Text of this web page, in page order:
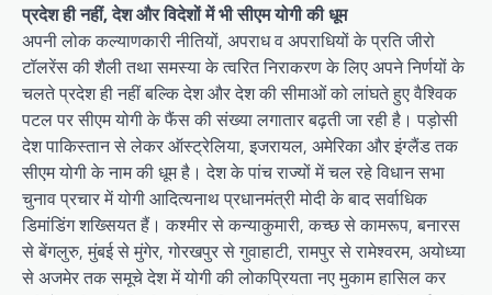
प्रदेश ही नहीं, देश और विदेशों में भी सीएम योगी की धूम
अपनी लोक कल्याणकारी नीतियों, अपराध व अपराधियों के प्रति जीरो
टॉलरेंस की शैली तथा समस्या के त्वरित निराकरण के लिए अपने निर्णयों के
चलते प्रदेश ही नहीं बल्कि देश और देश की सीमाओं को लांघते हुए वैश्विक
पटल पर सीएम योगी के फैंस की संख्या लगातार बढ़ती जा रही है। पड़ोसी
देश पाकिस्तान से लेकर ऑस्ट्रेलिया, इजरायल, अमेरिका और इंग्लैंड तक
सीएम योगी के नाम की धूम है। देश के पांच राज्यों में चल रहे विधान सभा
चुनाव प्रचार में योगी आदित्यनाथ प्रधानमंत्री मोदी के बाद सर्वाधिक
डिमांडिंग शख्सियत हैं। कश्मीर से कन्याकुमारी, कच्छ से कामरूप, बनारस
से बेंगलुरु, मुंबई से मुंगेर, गोरखपुर से गुवाहाटी, रामपुर से रामेश्वरम, अयोध्या
से अजमेर तक समूचे देश में योगी की लोकप्रियता नए मुकाम हासिल कर